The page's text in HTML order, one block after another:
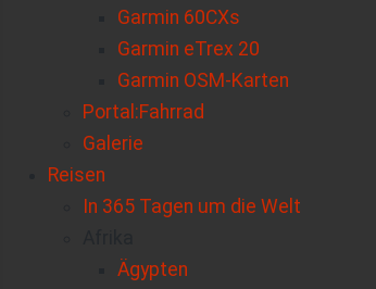
Garmin 60CXs
Garmin eTrex 20
Garmin OSM-Karten
Portal:Fahrrad
Galerie
Reisen
In 365 Tagen um die Welt
Ägypten